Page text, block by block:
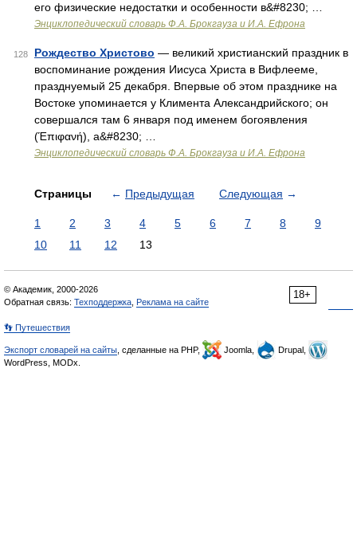
его физические недостатки и особенности в&#8230; …
Энциклопедический словарь Ф.А. Брокгауза и И.А. Ефрона
128 Рождество Христово — великий христианский праздник в
воспоминание рождения Иисуса Христа в Вифлееме,
празднуемый 25 декабря. Впервые об этом празднике на
Востоке упоминается у Климента Александрийского; он
совершался там 6 января под именем богоявления
(Έπιφανή), а&#8230; …
Энциклопедический словарь Ф.А. Брокгауза и И.А. Ефрона
Страницы ← Предыдущая Следующая →
1 2 3 4 5 6 7 8
9
10
11 12 13
18+
© Академик, 2000-2026
Обратная связь: Техподдержка Реклама на сайте
👣 Путешествия
Экспорт словарей на сайты , сделанные на PHP, Joomla,
Drupal,
WordPress, MODx.